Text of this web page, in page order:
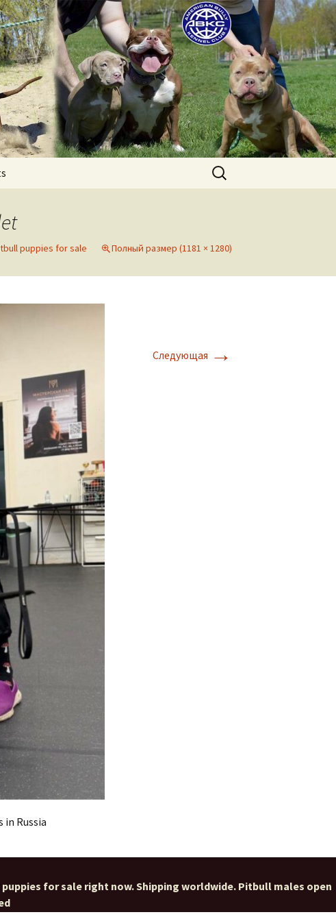
puppies for sale. Worldwide shipping
Найти:
puppies for sale Полный размер (1181 × 1280)
Следующая →
Russia
puppies for sale right now. Shipping worldwide. Pitbull males open